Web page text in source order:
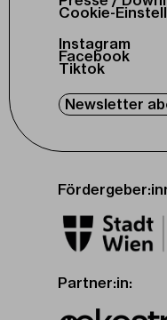
Cookie-
Instagram
Facebook
Tiktok
Newsletter
Partner:in: